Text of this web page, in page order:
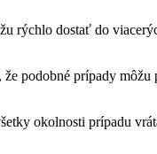
rýchlo dostať do
podobné prípady
okolnosti prípadu